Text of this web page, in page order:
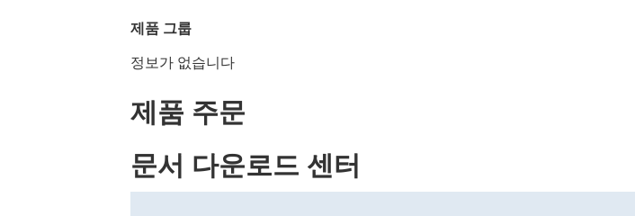
제품 그룹
정보가 없습니다
제품 주문
문서 다운로드 센터